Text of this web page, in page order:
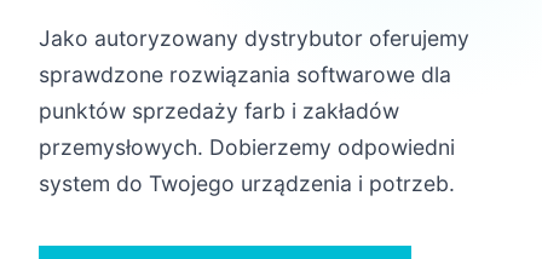
Jako autoryzowany dystrybutor oferujemy
sprawdzone rozwiązania softwarowe dla
punktów sprzedaży farb i zakładów
przemysłowych. Dobierzemy odpowiedni
system do Twojego urządzenia i potrzeb.